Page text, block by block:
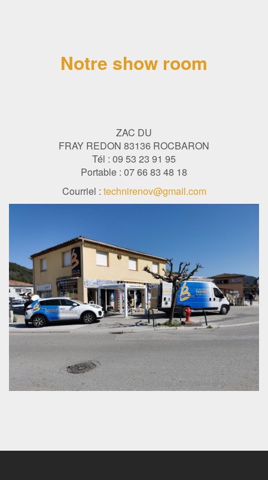
Notre show room
ZAC DU
FRAY REDON 83136 ROCBARON
Tél : 09 53 23 91 95
Portable : 07 66 83 48 18
Courriel : technirenov@gmail.com